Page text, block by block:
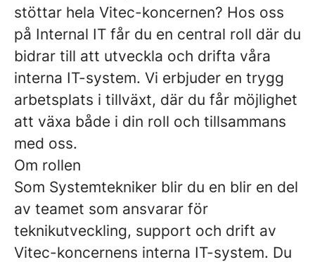
stöttar hela Vitec-koncernen? Hos oss
på Internal IT får du en central roll där du
bidrar till att utveckla och drifta våra
interna IT-system. Vi erbjuder en trygg
arbetsplats i tillväxt, där du får möjlighet
att växa både i din roll och tillsammans
med oss.
Om rollen
Som Systemtekniker blir du en blir en del
av teamet som ansvarar för
teknikutveckling, support och drift av
Vitec-koncernens interna IT-system. Du